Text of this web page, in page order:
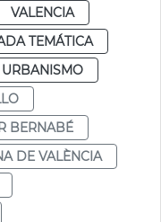
VALENCIA
TEMÁTICA
BERNABÉ
DE VALÈNCIA